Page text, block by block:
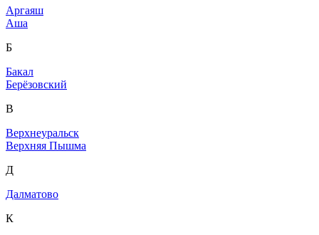
Аргаяш
Аша
Б
Бакал
Берёзовский
В
Верхнеуральск
Верхняя Пышма
Д
Далматово
К